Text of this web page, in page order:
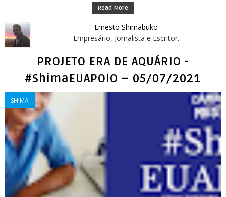
Read More
Ernesto Shimabuko
Empresário, Jornalista e Escritor.
PROJETO ERA DE AQUÁRIO -
#ShimaEUAPOIO – 05/07/2021
SHIMA